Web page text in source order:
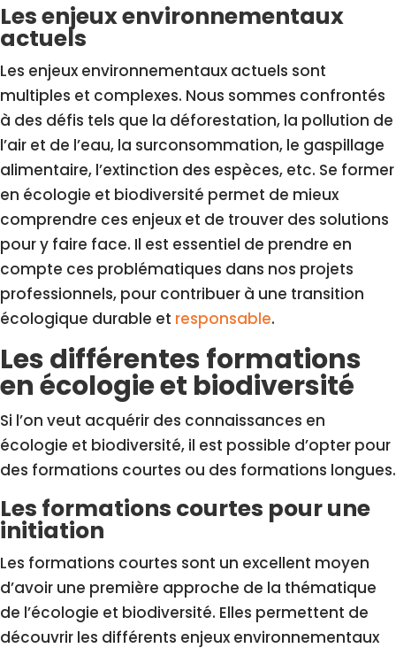
Les enjeux environnementaux
actuels
Les enjeux environnementaux actuels sont
multiples et complexes. Nous sommes confrontés
à des défis tels que la déforestation, la pollution de
l’air et de l’eau, la surconsommation, le gaspillage
alimentaire, l’extinction des espèces, etc. Se former
en écologie et biodiversité permet de mieux
comprendre ces enjeux et de trouver des solutions
pour y faire face. Il est essentiel de prendre en
compte ces problématiques dans nos projets
professionnels, pour contribuer à une transition
écologique durable et responsable.
Les différentes formations
en écologie et biodiversité
Si l’on veut acquérir des connaissances en
écologie et biodiversité, il est possible d’opter pour
des formations courtes ou des formations longues.
Les formations courtes pour une
initiation
Les formations courtes sont un excellent moyen
d’avoir une première approche de la thématique
de l’écologie et biodiversité. Elles permettent de
découvrir les différents enjeux environnementaux